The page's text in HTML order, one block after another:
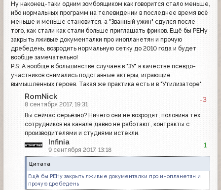
Ну наконец-таки одним зомбоящиком как говорится стало меньше,
ибо нормальных программ на телевидении в последнее время всё
меньше и меньше становится, а "Званный ужин" сдулся после
того, как стали как стали больше приглашать фриков. Ещё бы РЕНу
закрыть лживые документалки про инопланетян и прочую
дребедень, возродить нормальную сетку до 2010 года и будет
вообще замечательно!
P.S: А вообще в большинстве случаев в "ЗУ" в качестве псевдо-
участников снимались подставные актёры, играющие
вымышленных героев. Такая же практика есть и в "Утилизаторе".
RomNick
8 сентября 2017, 19:31
-3
Вы сейчас серьёзно? Ничего они не возродят, половина тех
сотрудников на канале давно не работают, контракты с
производителями и студиями истекли.
Infinia
9 сентября 2017, 13:18
1
Цитата
Ещё бы РЕНу закрыть лживые документалки про инопланетян и
прочую дребедень